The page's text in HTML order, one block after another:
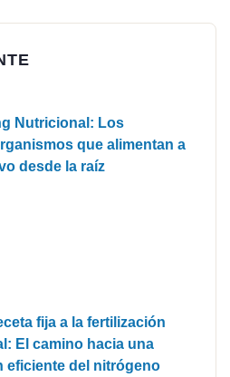
Nutricional: Los
que alimentan a
desde la raíz
fija a la fertilización
El camino hacia una
eficiente del nitrógeno